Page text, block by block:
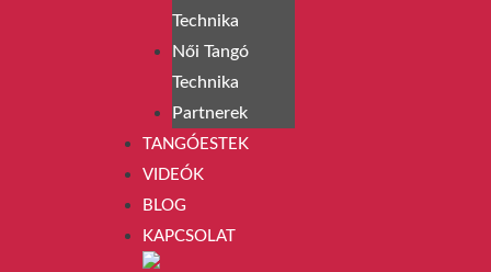
Technika
Női Tangó
Technika
Partnerek
TANGÓESTEK
VIDEÓK
BLOG
KAPCSOLAT